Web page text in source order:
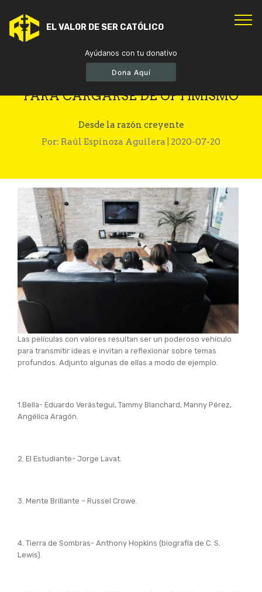
EL VALOR DE SER CATÓLICO
Ayúdanos con tu donativo
Dona Aquí
EN LA PANDEMIA: PELÍCULAS
PARA CARGARSE DE OPTIMISMO
Desde la razón creyente
Por: Raúl Espinoza Aguilera | 2020-07-20
Las películas con valores resultan ser un poderoso vehículo
para transmitir ideas e invitan a reflexionar sobre temas
profundos. Adjunto algunas de ellas a modo de ejemplo.
1.Bella- Eduardo Verástegui, Tammy Blanchard, Manny Pérez,
Angélica Aragón.
2. El Estudiante- Jorge Lavat.
3. Mente Brillante – Russel Crowe.
4. Tierra de Sombras- Anthony Hopkins (biografía de C. S.
Lewis).